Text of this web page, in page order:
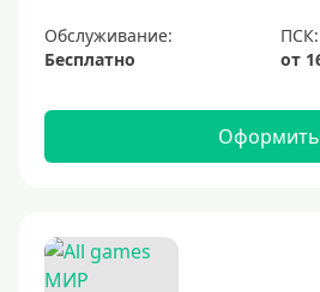
Обслуживание:
Бесплатно
Оформить